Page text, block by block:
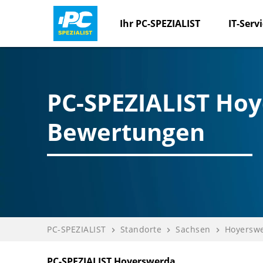
Ihr PC-SPEZIALIST IT-
PC-SPEZIALIST
Bewertungen
PC-SPEZIALIST navigate_next Standorte navigate_next Sachsen navigate_next